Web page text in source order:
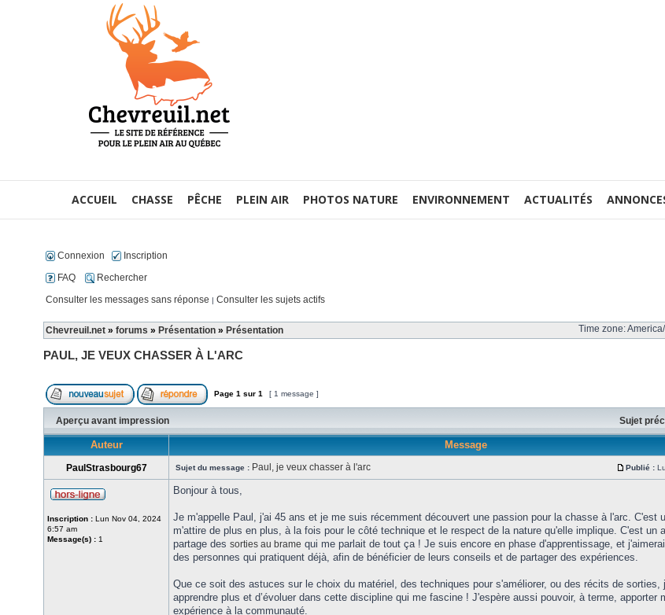
ACCUEIL CHASSE PÊCHE PLEIN AIR PHOTOS NATURE ENVIRONNEMENT ACTUALITÉS
Connexion
Inscription
FAQ
Rechercher
Consulter les messages sans réponse | Consulter les sujets actifs
Chevreuil.net » forums » Présentation » Présentation Time zone:
PAUL, JE VEUX CHASSER À L'ARC
Page 1 sur 1 [ 1 message ]
Aperçu avant impression Sujet
Auteur Message
PaulStrasbourg67 Sujet du message : Paul, je veux chasser à l'arc Publié :
Inscription : Lun Nov 04, 2024
6:57 am
Message(s) : 1
Bonjour à tous,
Je m'appelle Paul, j'ai 45 ans et je me suis récemment découvert une passion pour la chasse à l'arc. C'est
m'attire de plus en plus, à la fois pour le côté technique et le respect de la nature qu'elle implique. C'est un
partage des sorties au brame qui me parlait de tout ça ! Je suis encore en phase d'apprentissage, et
des personnes qui pratiquent déjà, afin de bénéficier de leurs conseils et de partager des expériences.
Que ce soit des astuces sur le choix du matériel, des techniques pour s'améliorer, ou des récits de sorties,
apprendre plus et d’évoluer dans cette discipline qui me fascine ! J'espère aussi pouvoir, à terme, apporter
expérience à la communauté.